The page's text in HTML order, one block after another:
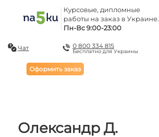
Курсовые, дипломные
работы на заказ в Украине.
Пн-Вс 9:00-23:00
Чат 0 800 334 815
Бесплатно для Украины
Оформить заказ
Олександр Д.